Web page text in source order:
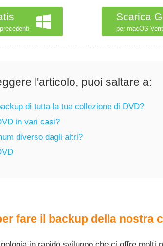
Scarica
per macOS
l'articolo, puoi saltare a:
di tutta la tua collezione di DVD?
in vari casi?
diverso dagli altri?
fare il backup della nostra